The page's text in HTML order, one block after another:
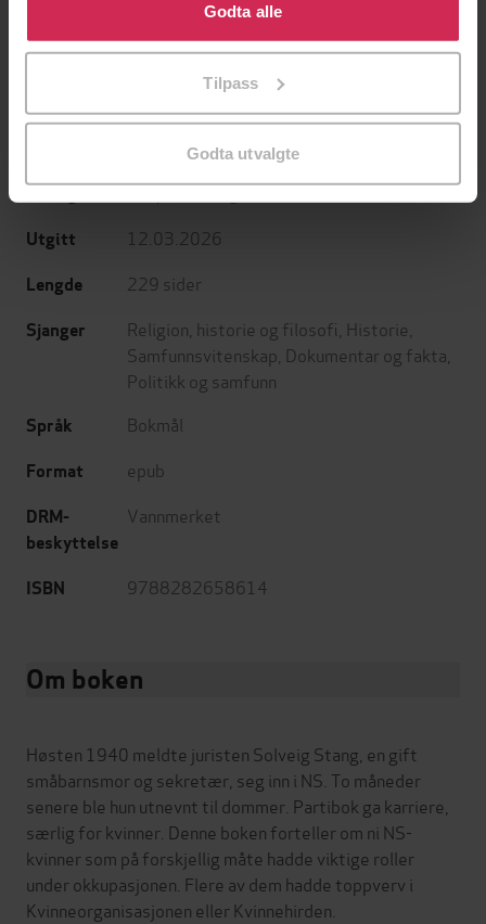
bruke cookies for alle disse formålene. Du kan også
tilpasse ditt samtykke til spesifikke formål ved å klikke
Godta alle
Tilpass
Godta utvalgte
den nazistiske kvinnebevegelsen
Bodil Stenseth(forfatter)
Dreyers forlag
Utgitt 12.03.2026
Lengde 229 sider
Sjanger Religion, historie og filosofi Historie
Samfunnsvitenskap Dokumentar og fakta
Politikk og samfunn
Språk Bokmål
Format epub
DRM-
beskyttelse
Vannmerket
ISBN 9788282658614
Om boken
Høsten 1940 meldte juristen Solveig Stang, en gift
småbarnsmor og sekretær, seg inn i NS. To måneder
senere ble hun utnevnt til dommer. Partibok ga karriere,
særlig for kvinner. Denne boken forteller om ni NS-
kvinner som på forskjellig måte hadde viktige roller
under okkupasjonen. Flere av dem hadde toppverv i
Kvinneorganisasjonen eller Kvinnehirden.